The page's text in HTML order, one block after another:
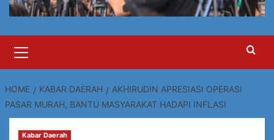
Menu
HOME KABAR DAERAH
AKHIRUDIN APRESIASI OPERASI
PASAR MURAH, BANTU MASYARAKAT HADAPI INFLASI
Kabar Daerah